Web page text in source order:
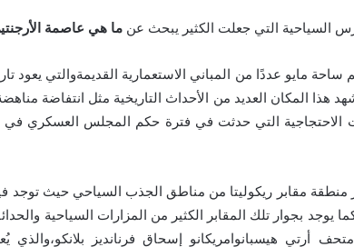
السياحية التي جعلت الكثير يبحث عن ما هي عاصمة
مايو عددًا من المباني الاستعمارية القديمةوالتي يعود
هذا المكان العديد من الأحداث التاريخية مثل انتفاضة
الاحتجاجية التي حدثت في فترة حكم المجلس العسكري في
منطقة مقابر ريكوليتا من مناطق الجذب السياحي حيث توجد
يوجد بجوار تلك المقابر الكثير من المزارات السياحية
متحف أرتي هيسبانوامريكانو إسحاق فرنانديز